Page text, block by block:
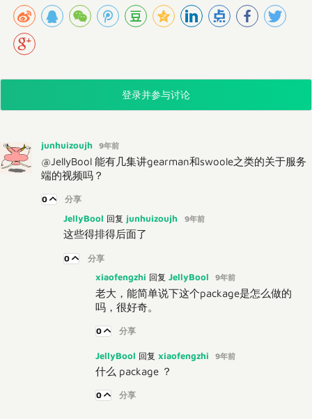
登录并参与讨论
junhuizoujh 9年前
@JellyBool 能有几集讲gearman和swoole之类的关于服务
端的视频吗？
0 分享
JellyBool 回复 junhuizoujh 9年前
这些得排得后面了
0 分享
xiaofengzhi 回复 JellyBool 9年前
老大，能简单说下这个package是怎么做的
吗，很好奇。
0 分享
JellyBool 回复 xiaofengzhi 9年前
什么 package ？
0 分享